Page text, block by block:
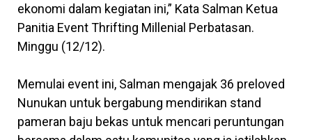
ekonomi dalam kegiatan ini,” Kata Salman Ketua
Panitia Event Thrifting Millenial Perbatasan.
Minggu (12/12).
Memulai event ini, Salman mengajak 36 preloved
Nunukan untuk bergabung mendirikan stand
pameran baju bekas untuk mencari peruntungan